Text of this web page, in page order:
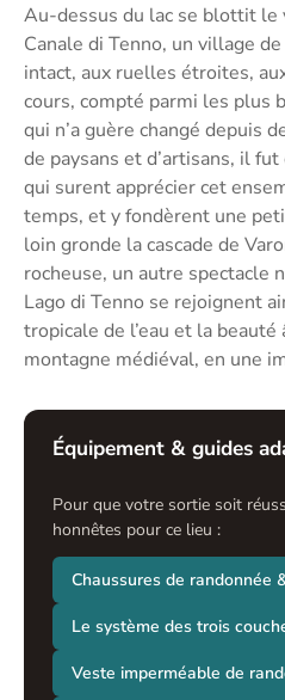
Au-dessus du lac se blottit le
Canale di Tenno, un village
intact, aux ruelles étroites,
cours, compté parmi les plus
qui n’a guère changé depuis
de paysans et d’artisans, il
qui surent apprécier cet
temps, et y fondèrent une
loin gronde la cascade de
rocheuse, un autre spectacle
Lago di Tenno se rejoignent
tropicale de l’eau et la beauté
montagne médiéval, en une
Équipement & guides
Pour que votre sortie soit
honnêtes pour ce lieu :
Chaussures de randonnée
Le système des trois
Veste imperméable de